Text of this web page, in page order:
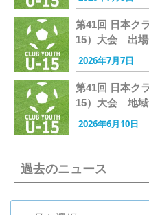
第41回 日本ク
15）大会 出場
2026年7月7日
第41回 日本ク
15）大会 地域
2026年6月10日
過去のニュース